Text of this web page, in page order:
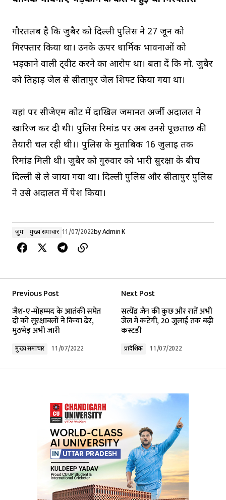
गौरतलब है कि जुबैर को दिल्ली पुलिस ने 27 जून को
गिरफ्तार किया था। उनके ऊपर धार्मिक भावनाओं को
भड़काने वाली ट्वीट करने का आरोप था। बता दें कि मो. जुबैर
को तिहाड़ जेल से सीतापुर जेल शिफ्ट किया गया था।
यहां पर सीजेएम कोर्ट में दाखिल जमानत अर्जी अदालत ने
खारिज कर दी थी। पुलिस रिमांड पर अब उनसे पूछताछ की
तैयारी चल रही थी।। पुलिस के मुताबिक 16 जुलाई तक
रिमांड मिली थी। जुबैर को गुरुवार को भारी सुरक्षा के बीच
दिल्ली से ले जाया गया था। दिल्ली पुलिस और सीतापुर पुलिस
ने उसे अदालत में पेश किया।
जुर्म मुख्य समाचार 11/07/2022by Admin K
Previous Post
जैश-ए-मोहम्मद के आतंकी समेत
दो को सुरक्षाबलों ने किया ढेर,
मुठभेड़ अभी जारी
मुख्य समाचार 11/07/2022
Next Post
सत्येंद्र जैन की कुछ और रातें अभी
जेल में कटेंगी, 20 जुलाई तक बढ़ी
कस्टडी
प्रादेशिक 11/07/2022